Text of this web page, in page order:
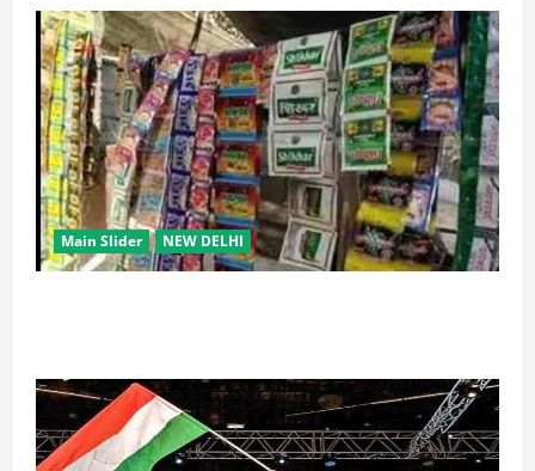
Main Slider NEW DELHI